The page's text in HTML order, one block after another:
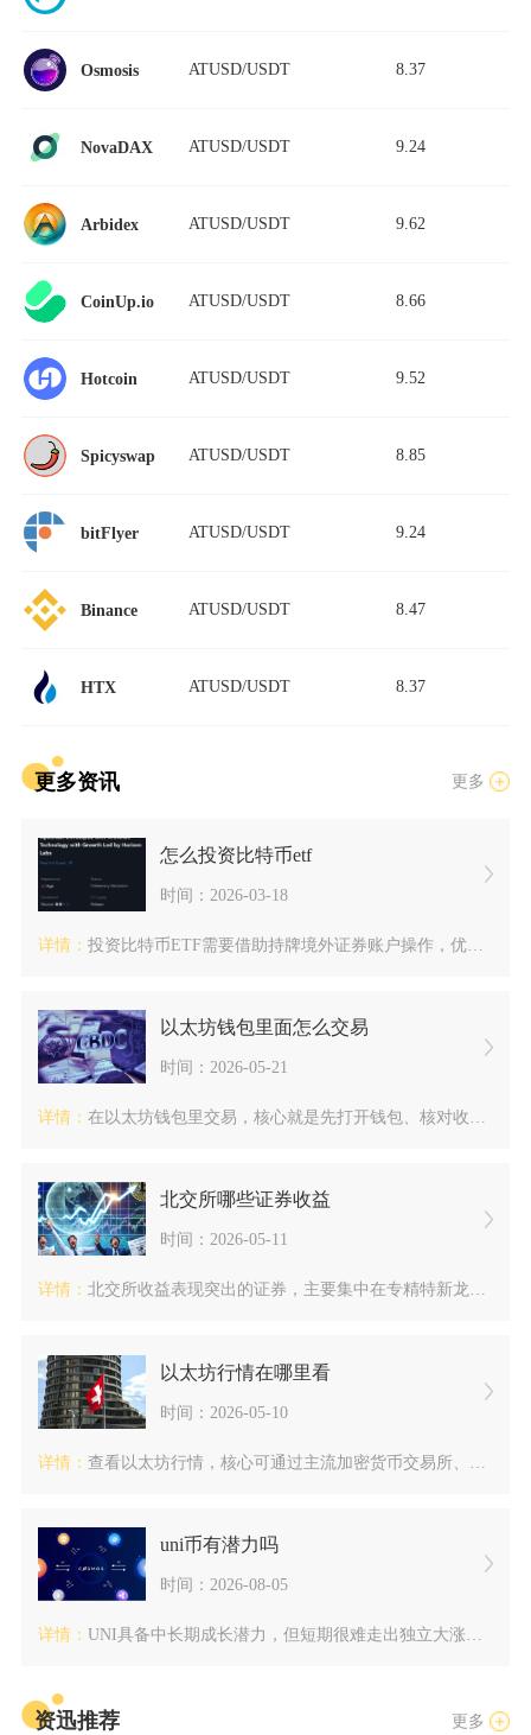
Osmosis ATUSD/USDT 8.37
NovaDAX ATUSD/USDT 9.24
Arbidex ATUSD/USDT 9.62
CoinUp.io ATUSD/USDT 8.66
Hotcoin ATUSD/USDT 9.52
Spicyswap ATUSD/USDT 8.85
bitFlyer ATUSD/USDT 9.24
Binance ATUSD/USDT 8.47
HTX ATUSD/USDT 8.37
更多资讯 更多
怎么投资比特币etf
时间：2026-03-18
详情： 投资比特币ETF需要借助持牌境外证券账户操作，优先区分现货E...
以太坊钱包里面怎么交易
时间：2026-05-21
详情： 在以太坊钱包里交易，核心就是先打开钱包、核对收款地址与代币标...
北交所哪些证券收益
时间：2026-05-11
详情： 北交所收益表现突出的证券，主要集中在专精特新龙头个股、高涨幅...
以太坊行情在哪里看
时间：2026-05-10
详情： 查看以太坊行情，核心可通过主流加密货币交易所、专业行情数据聚...
uni币有潜力吗
时间：2026-08-05
详情： UNI具备中长期成长潜力，但短期很难走出独立大涨行情，价值增...
资迅推荐 更多